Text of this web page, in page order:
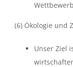
(6) Ökologie und
Unser Ziel